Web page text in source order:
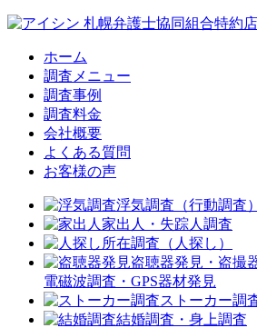
札幌弁護士協同組合特約店
ホーム
調査メニュー
調査事例
調査料金
会社概要
よくある質問
お客様の声
浮気調査（行動調査）
家出人・失踪人調査
所在調査（人探し）
盗聴器発見・盗撮
電磁波調査・GPS器材発見
ストーカー調
結婚調査・身上調査